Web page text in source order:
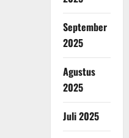
September
2025
Agustus
2025
Juli 2025